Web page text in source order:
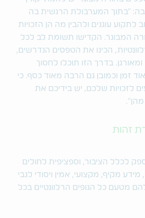
“בתוך המערבולת הרגשית בה
עוגנים ולהבין מה הן הזכויות
המבוגר. הקדישו תשומת לב לכל
הכינו את הטפסים הנדרשים,
בדרך הזו תוכלו לחסוך
זמן וכמובן גם הרבה מאוד כסף. כי
לזכויות שלכם, יש בידיכם את
זהות
לכלל הציבור, וספציפית לחולים
מקיף, מקצועי, אמין ויסודי לגבי
מטעם כל הגופים הרלוונטיים בכל